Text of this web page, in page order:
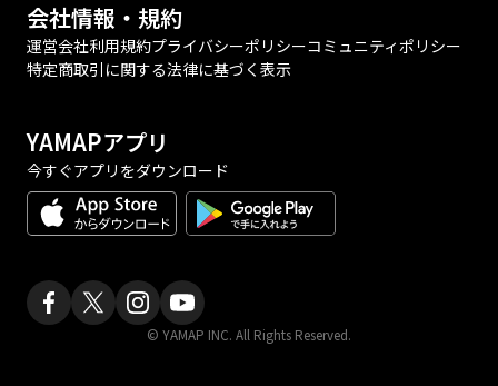
会社情報・規約
運営会社利用規約プライバシーポリシーコミュニティポリシー
特定商取引に関する法律に基づく表示
YAMAPアプリ
今すぐアプリをダウンロード
© YAMAP INC. All Rights Reserved.